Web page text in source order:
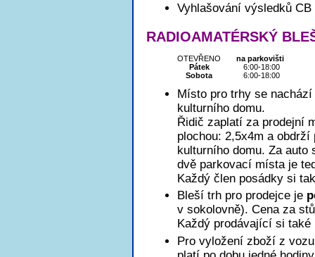
Vyhlašování výsledků
RADIOAMATÉRSKÝ
OTEVŘENO
na parkovišti
Pátek
6:00-18:00
Sobota
6:00-18:00
Místo pro trhy se
kulturního domu.
Řidič zaplatí za prodejní
plochou: 2,5x4m a
kulturního domu. Za
dvě parkovací místa je
Každý člen posádky si
Bleší trh pro prodejce je
v sokolovně). Cena za
Každý prodávající si
Pro vyložení zboží z